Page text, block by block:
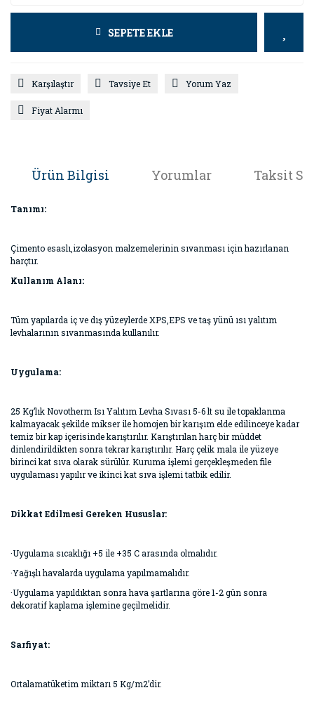
SEPETE EKLE
Karşılaştır Tavsiye Et Yorum Yaz
Fiyat Alarmı
Ürün Bilgisi Yorumlar Taksit
Tanımı:
Çimento esaslı,izolasyon malzemelerinin sıvanması için hazırlanan
harçtır.
Kullanım Alanı:
Tüm yapılarda iç ve dış yüzeylerde XPS,EPS ve taş yünü ısı yalıtım
levhalarının sıvanmasında kullanılır.
Uygulama:
25 Kg’lık Novotherm Isı Yalıtım Levha Sıvası 5-6 lt su ile topaklanma
kalmayacak şekilde mikser ile homojen bir karışım elde edilinceye kadar
temiz bir kap içerisinde karıştırılır. Karıştırılan harç bir müddet
dinlendirildikten sonra tekrar karıştırılır. Harç çelik mala ile yüzeye
birinci kat sıva olarak sürülür. Kuruma işlemi gerçekleşmeden file
uygulaması yapılır ve ikinci kat sıva işlemi tatbik edilir.
Dikkat Edilmesi Gereken Hususlar:
·Uygulama sıcaklığı +5 ile +35 C arasında olmalıdır.
·Yağışlı havalarda uygulama yapılmamalıdır.
·Uygulama yapıldıktan sonra hava şartlarına göre 1-2 gün sonra
dekoratif kaplama işlemine geçilmelidir.
Sarfiyat:
Ortalamatüketim miktarı 5 Kg/m2’dir.